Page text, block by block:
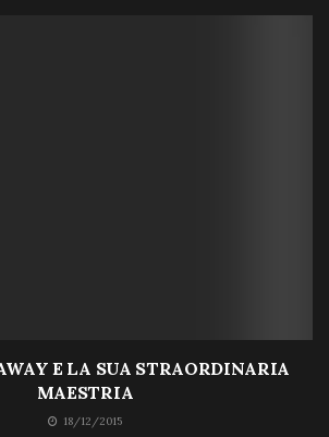
E LA SUA STRAORDINARIA
MAESTRIA
18/12/2015